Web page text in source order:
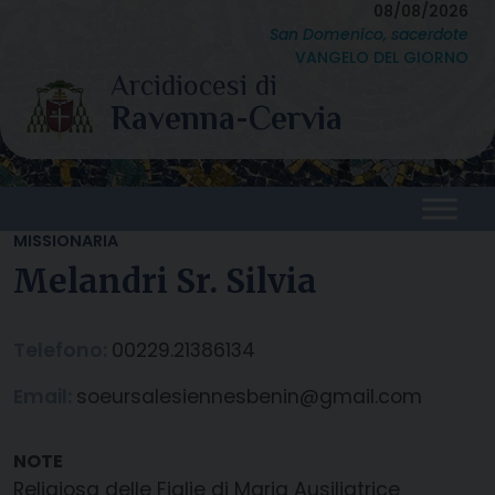
content
08/08/2026
San Domenico, sacerdote
VANGELO DEL GIORNO
MISSIONARIA
Melandri Sr. Silvia
00229.21386134
soeursalesiennesbenin@gmail.com
Religiosa delle Figlie di Maria Ausiliatrice